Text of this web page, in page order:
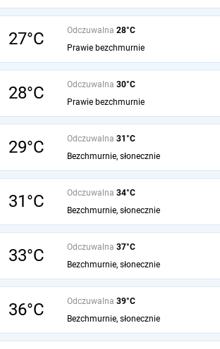
27°C Odczuwalna 28°C
Prawie bezchmurnie
28°C Odczuwalna 30°C
Prawie bezchmurnie
29°C Odczuwalna 31°C
Bezchmurnie, słonecznie
31°C Odczuwalna 34°C
Bezchmurnie, słonecznie
33°C Odczuwalna 37°C
Bezchmurnie, słonecznie
36°C Odczuwalna 39°C
Bezchmurnie, słonecznie